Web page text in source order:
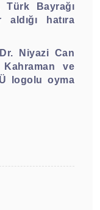
Türk Bayrağı
hatıra
Niyazi Can
ve
logolu oyma